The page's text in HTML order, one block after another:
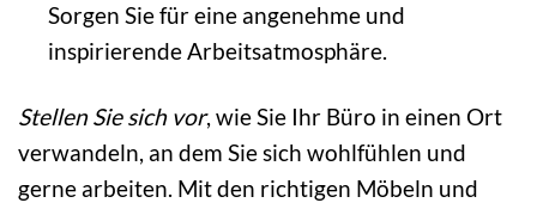
Sorgen Sie für eine angenehme und
inspirierende Arbeitsatmosphäre.
Stellen Sie sich vor, wie Sie Ihr Büro in einen Ort
verwandeln, an dem Sie sich wohlfühlen und
gerne arbeiten. Mit den richtigen Möbeln und